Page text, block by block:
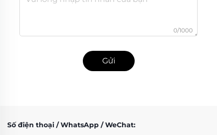
0/1000
Gửi
Số điện thoại / WhatsApp / WeChat: